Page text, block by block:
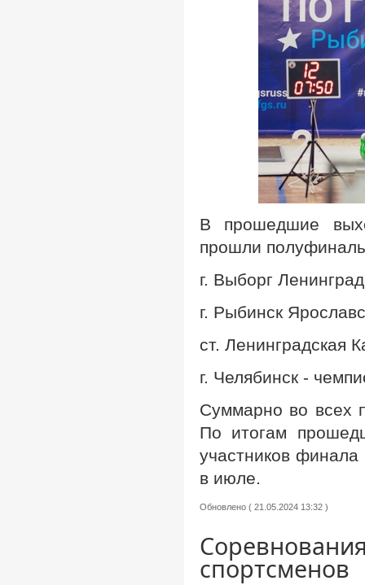
В прошедшие
прошли
г. Выборг
г. Рыбинск
ст. Ленинградская
г. Челябинск -
Суммарно во всех
По итогам
участников
в июле.
Обновлено ( 21.05.2024 13:32 )
спортсменов